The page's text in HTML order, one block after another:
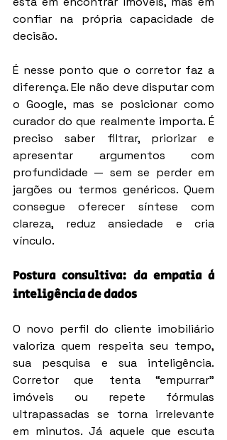
confiar na própria capacidade de
decisão.
É nesse ponto que o corretor faz a
diferença. Ele não deve disputar com
o Google, mas se posicionar como
curador do que realmente importa. É
preciso saber filtrar, priorizar e
apresentar argumentos com
profundidade — sem se perder em
jargões ou termos genéricos. Quem
consegue oferecer síntese com
clareza, reduz ansiedade e cria
vínculo.
Postura consultiva: da empatia à
inteligência de dados
O novo perfil do cliente imobiliário
valoriza quem respeita seu tempo,
sua pesquisa e sua inteligência.
Corretor que tenta “empurrar”
imóveis ou repete fórmulas
ultrapassadas se torna irrelevante
em minutos. Já aquele que escuta